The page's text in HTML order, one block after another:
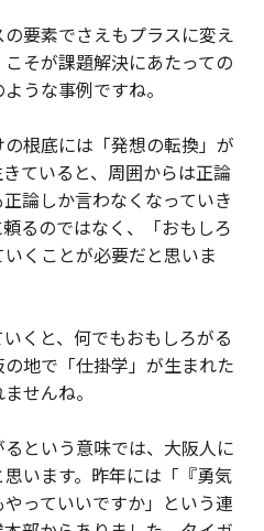
要素でさえもプラスに変え
そが課題解決にあたっての
うな事例ですね。
根底には「発想の転換」が
ていると、周囲からは正論
論しか言わなくなっていき
るのではなく、「おもしろ
くことが必要だと思いま
くと、何でもおもしろがる
地で「仕掛学」が生まれた
せんね。
という意味では、大阪人に
います。昨年には「『勇気
っていいですか」という連